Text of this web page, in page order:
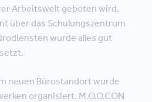
Arbeitswelt geboten wird.
über das Schulungszentrum
wurde alles gut
neuen Bürostandort wurde
organisiert. M.O.O.CON